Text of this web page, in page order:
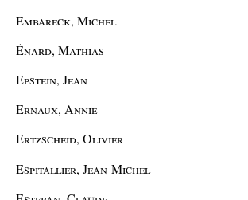
Embareck, Michel
Énard, Mathias
Epstein, Jean
Ernaux, Annie
Ertzscheid, Olivier
Espitallier, Jean-Michel